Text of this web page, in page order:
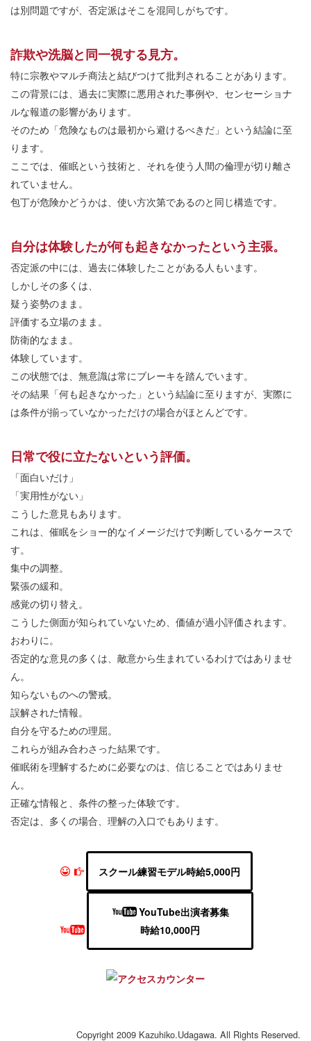
は別問題ですが、否定派はそこを混同しがちです。
詐欺や洗脳と同一視する見方。
特に宗教やマルチ商法と結びつけて批判されることがあります。
この背景には、過去に実際に悪用された事例や、センセーショナ
ルな報道の影響があります。
そのため「危険なものは最初から避けるべきだ」という結論に至
ります。
ここでは、催眠という技術と、それを使う人間の倫理が切り離さ
れていません。
包丁が危険かどうかは、使い方次第であるのと同じ構造です。
自分は体験したが何も起きなかったという主張。
否定派の中には、過去に体験したことがある人もいます。
しかしその多くは、
疑う姿勢のまま。
評価する立場のまま。
防衛的なまま。
体験しています。
この状態では、無意識は常にブレーキを踏んでいます。
その結果「何も起きなかった」という結論に至りますが、実際に
は条件が揃っていなかっただけの場合がほとんどです。
日常で役に立たないという評価。
「面白いだけ」
「実用性がない」
こうした意見もあります。
これは、催眠をショー的なイメージだけで判断しているケースで
す。
集中の調整。
緊張の緩和。
感覚の切り替え。
こうした側面が知られていないため、価値が過小評価されます。
おわりに。
否定的な意見の多くは、敵意から生まれているわけではありませ
ん。
知らないものへの警戒。
誤解された情報。
自分を守るための理屈。
これらが組み合わさった結果です。
催眠術を理解するために必要なのは、信じることではありませ
ん。
正確な情報と、条件の整った体験です。
否定は、多くの場合、理解の入口でもあります。
スクール練習モデル時給5,000円
YouTube出演者募集
時給10,000円
Copyright 2009 Kazuhiko.Udagawa. All Rights Reserved.